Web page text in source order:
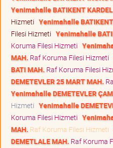
Yenimahalle BATIKENT
Hizmeti Yenimahalle
Filesi Hizmeti Yenimahalle
Koruma Filesi Hizmeti
MAH. Raf Koruma Filesi Hizmeti
BATI MAH. Raf Koruma Filesi
DEMETEVLER 25 MART MAH.
Yenimahalle DEMETEVLER
Hizmeti Yenimahalle
Koruma Filesi Hizmeti
MAH. Raf Koruma Filesi Hizmeti
DEMETLALE MAH. Raf Koruma